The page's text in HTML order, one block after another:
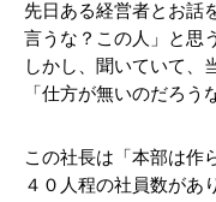
先日ある経営者とお話
言うな？この人」と思
しかし、聞いていて、
「仕方が無いのだろう
この社長は「本部は作
４０人程の社員数があ